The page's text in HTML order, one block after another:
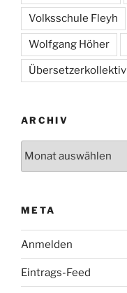
Volksschule Fleyh
Wolfgang Höher
Übersetzerkollektiv
ARCHIV
META
Anmelden
Eintrags-Feed